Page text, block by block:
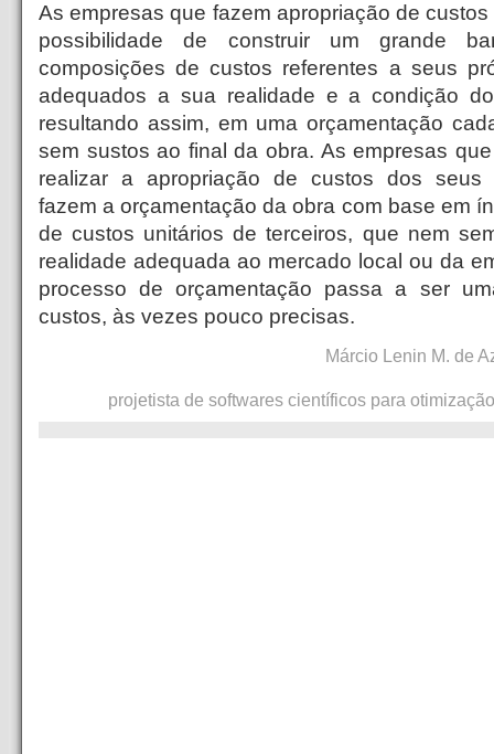
As empresas que fazem apropriação de
possibilidade de construir um grande
composições de custos referentes a seus
adequados a sua realidade e a condição
resultando assim, em uma orçamentação
sem sustos ao final da obra. As empresas
realizar a apropriação de custos dos seus
fazem a orçamentação da obra com base em
de custos unitários de terceiros, que nem
realidade adequada ao mercado local ou da
processo de orçamentação passa a ser
custos, às vezes pouco precisas.
Márcio Lenin M. de
projetista de softwares científicos para